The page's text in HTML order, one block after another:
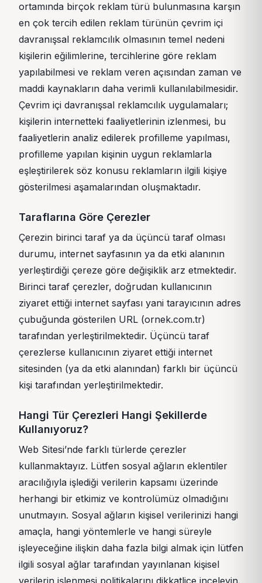
ortamında birçok reklam türü bulunmasına karşın
en çok tercih edilen reklam türünün çevrim içi
davranışsal reklamcılık olmasının temel nedeni
kişilerin eğilimlerine, tercihlerine göre reklam
yapılabilmesi ve reklam veren açısından zaman ve
maddi kaynakların daha verimli kullanılabilmesidir.
Çevrim içi davranışsal reklamcılık uygulamaları;
kişilerin internetteki faaliyetlerinin izlenmesi, bu
faaliyetlerin analiz edilerek profilleme yapılması,
profilleme yapılan kişinin uygun reklamlarla
eşleştirilerek söz konusu reklamların ilgili kişiye
gösterilmesi aşamalarından oluşmaktadır.
Taraflarına Göre Çerezler
Çerezin birinci taraf ya da üçüncü taraf olması
durumu, internet sayfasının ya da etki alanının
yerleştirdiği çereze göre değişiklik arz etmektedir.
Birinci taraf çerezler, doğrudan kullanıcının
ziyaret ettiği internet sayfası yani tarayıcının adres
çubuğunda gösterilen URL (ornek.com.tr)
tarafından yerleştirilmektedir. Üçüncü taraf
çerezlerse kullanıcının ziyaret ettiği internet
sitesinden (ya da etki alanından) farklı bir üçüncü
kişi tarafından yerleştirilmektedir.
Hangi Tür Çerezleri Hangi Şekillerde
Kullanıyoruz?
Web Sitesi’nde farklı türlerde çerezler
kullanmaktayız. Lütfen sosyal ağların eklentiler
aracılığıyla işlediği verilerin kapsamı üzerinde
herhangi bir etkimiz ve kontrolümüz olmadığını
unutmayın. Sosyal ağların kişisel verilerinizi hangi
amaçla, hangi yöntemlerle ve hangi süreyle
işleyeceğine ilişkin daha fazla bilgi almak için lütfen
ilgili sosyal ağlar tarafından yayınlanan kişisel
verilerin işlenmesi politikalarını dikkatlice inceleyin.